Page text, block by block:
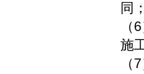
同；
施
（